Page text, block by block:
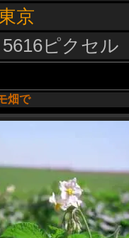
京
ピクセル
畑で